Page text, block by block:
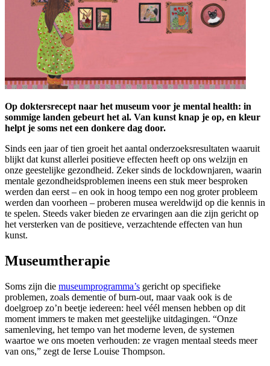
Op doktersrecept naar het museum voor je mental health: in
sommige landen gebeurt het al. Van kunst knap je op, en kleur
helpt je soms net een donkere dag door.
Sinds een jaar of tien groeit het aantal onderzoeksresultaten waaruit
blijkt dat kunst allerlei positieve effecten heeft op ons welzijn en
onze geestelijke gezondheid. Zeker sinds de lockdownjaren, waarin
mentale gezondheidsproblemen ineens een stuk meer besproken
werden dan eerst – en ook in hoog tempo een nog groter probleem
werden dan voorheen – proberen musea wereldwijd op die kennis in
te spelen. Steeds vaker bieden ze ervaringen aan die zijn gericht op
het versterken van de positieve, verzachtende effecten van hun
kunst.
Museumtherapie
Soms zijn die museumprogramma’s gericht op specifieke
problemen, zoals dementie of burn-out, maar vaak ook is de
doelgroep zo’n beetje iedereen: heel véél mensen hebben op dit
moment immers te maken met geestelijke uitdagingen. “Onze
samenleving, het tempo van het moderne leven, de systemen
waartoe we ons moeten verhouden: ze vragen mentaal steeds meer
van ons,” zegt de Ierse Louise Thompson.